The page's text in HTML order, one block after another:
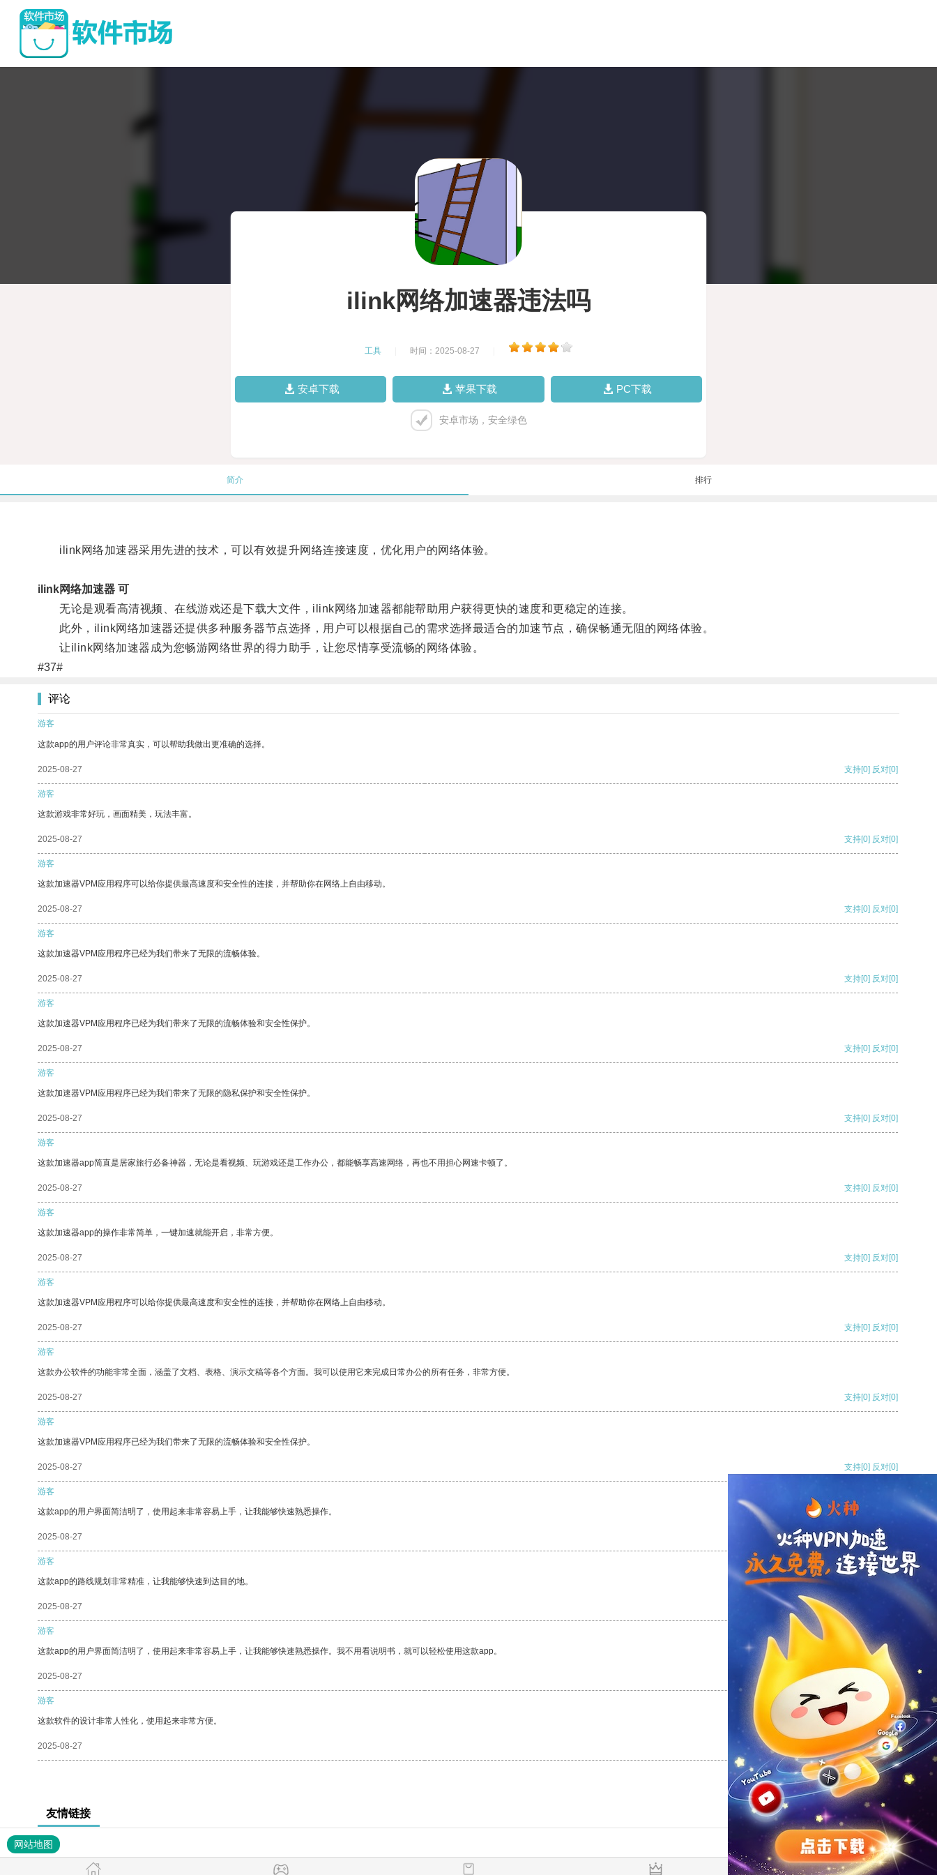
ilink网络加速器违法吗
工具 时间：2025-08-27
安卓下载 苹果下载 PC下载
安卓市场，安全绿色
简介 排行
ilink网络加速器采用先进的技术，可以有效提升网络连接速度，优化用户的网络体验。
ilink网络加速器 可
无论是观看高清视频、在线游戏还是下载大文件，ilink网络加速器都能帮助用户获得更快的速度和更稳定的连接。
此外，ilink网络加速器还提供多种服务器节点选择，用户可以根据自己的需求选择最适合的加速节点，确保畅通无阻的网络体验。
让ilink网络加速器成为您畅游网络世界的得力助手，让您尽情享受流畅的网络体验。
#37#
评论
游客
这款app的用户评论非常真实，可以帮助我做出更准确的选择。
2025-08-27 支持[0] 反对[0]
游客
这款游戏非常好玩，画面精美，玩法丰富。
2025-08-27 支持[0] 反对[0]
游客
这款加速器VPM应用程序可以给你提供最高速度和安全性的连接，并帮助你在网络上自由移动。
2025-08-27 支持[0] 反对[0]
游客
这款加速器VPM应用程序已经为我们带来了无限的流畅体验。
2025-08-27 支持[0] 反对[0]
游客
这款加速器VPM应用程序已经为我们带来了无限的流畅体验和安全性保护。
2025-08-27 支持[0] 反对[0]
游客
这款加速器VPM应用程序已经为我们带来了无限的隐私保护和安全性保护。
2025-08-27 支持[0] 反对[0]
游客
这款加速器app简直是居家旅行必备神器，无论是看视频、玩游戏还是工作办公，都能畅享高速网络，再也不用担心网速卡顿了。
2025-08-27 支持[0] 反对[0]
游客
这款加速器app的操作非常简单，一键加速就能开启，非常方便。
2025-08-27 支持[0] 反对[0]
游客
这款加速器VPM应用程序可以给你提供最高速度和安全性的连接，并帮助你在网络上自由移动。
2025-08-27 支持[0] 反对[0]
游客
这款办公软件的功能非常全面，涵盖了文档、表格、演示文稿等各个方面。我可以使用它来完成日常办公的所有任务，非常方便。
2025-08-27 支持[0] 反对[0]
游客
这款加速器VPM应用程序已经为我们带来了无限的流畅体验和安全性保护。
2025-08-27 支持[0] 反对[0]
游客
这款app的用户界面简洁明了，使用起来非常容易上手，让我能够快速熟悉操作。
2025-08-27 支持[0] 反对
游客
这款app的路线规划非常精准，让我能够快速到达目的地。
2025-08-27 支持
游客
这款app的用户界面简洁明了，使用起来非常容易上手，让我能够快速熟悉操作。我不用看说明书，就可以轻松使用这款app。
2025-08-27 反对 [0]
游客
这款软件的设计非常人性化，使用起来非常方便。
2025-08-27 支持[0] 反对[0]
友情链接
网站地图